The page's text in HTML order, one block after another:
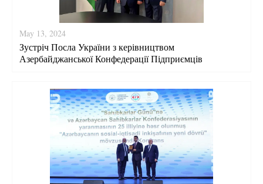
May 13, 2024
Зустріч Посла України з керівництвом
Азербайджанської Конфедерації Підприємців